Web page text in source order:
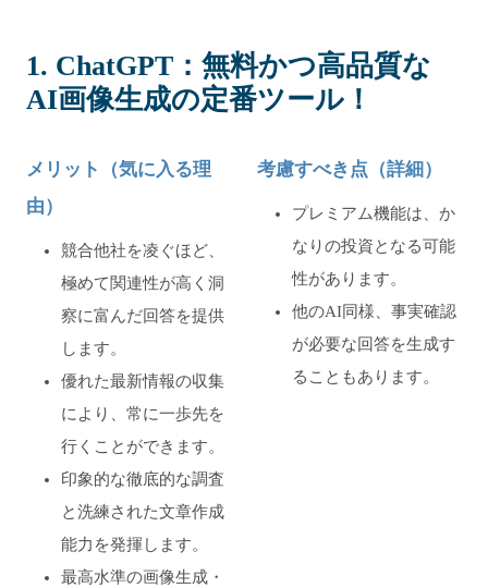
1. ChatGPT：無料かつ高品質な
AI画像生成の定番ツール！
メリット（気に入る理
由）
競合他社を凌ぐほど、
極めて関連性が高く洞
察に富んだ回答を提供
します。
優れた最新情報の収集
により、常に一歩先を
行くことができます。
印象的な徹底的な調査
と洗練された文章作成
能力を発揮します。
最高水準の画像生成・
考慮すべき点（詳細）
プレミアム機能は、か
なりの投資となる可能
性があります。
他のAI同様、事実確認
が必要な回答を生成す
ることもあります。